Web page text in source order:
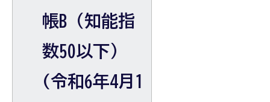
帳B（知能指
数50以下）
(令和6年4月1